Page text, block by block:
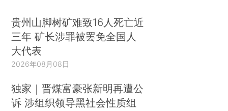
贵州山脚树矿难致16人死亡近
三年 矿长涉罪被罢免全国人
大代表
2026年08月08日
独家｜晋煤富豪张新明再遭公
诉 涉组织领导黑社会性质组